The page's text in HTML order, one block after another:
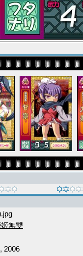
無雙
2006